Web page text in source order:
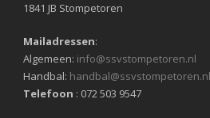
1841 JB Stompetoren
Mailadressen:
Algemeen: info@ssvstompetoren.nl
Handbal: handbal@ssvstompetoren.nl
Telefoon : 072 503 9547